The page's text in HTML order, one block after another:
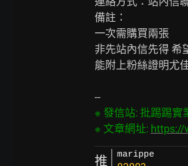
備註：
一次需購買兩張
非先站內信先得 希
能附上粉絲證明尤
※ 發信站: 批踢踢實
※ 文章網址: https://
推 marippe